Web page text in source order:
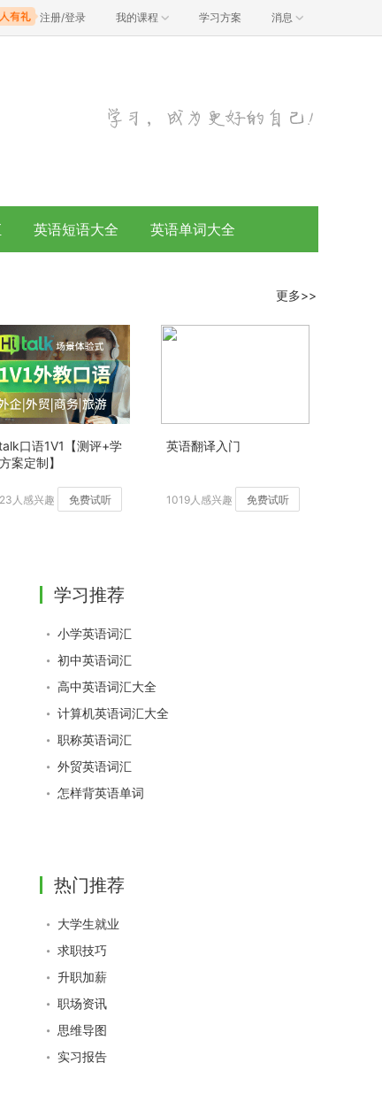
注册/登录 我的课程 学习方案 消息
英语短语大全 英语单词大全
更多>>
口语1V1【测评+学
案定制】
人感兴趣 免费试听
英语翻译入门
1019人感兴趣 免费试听
学习推荐
小学英语词汇
初中英语词汇
高中英语词汇大全
计算机英语词汇大全
职称英语词汇
外贸英语词汇
怎样背英语单词
热门推荐
大学生就业
求职技巧
升职加薪
职场资讯
思维导图
实习报告